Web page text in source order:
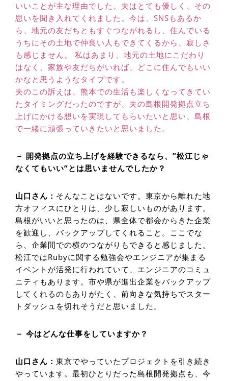
いいことが主な理由でした。夫はとても優しく、その
思いを聞き入れてくれました。今は、SNSもあるか
ら、地元の友だちともすぐつながれるし、住んでいる
うちにその土地で仲良い人もできてくるから、寂しさ
も感じません。 私はあまり、地元の土地にこだわり
はなく、家族や友だちがいれば、どこに住んでもいい
かなと思うようなタイプです。
夫のこの訴えは、熊本での生活も楽しくなってきてい
たタイミングだったのですが、夫の島根開発拠点立ち
上げにかける想いを実現してもらいたいと思い、島根
で一緒に頑張っていきたいと思いました。
－ 開発拠点の立ち上げを経験できるなら、”松江じゃ
なくてもいい”とは思いませんでしたか？
山口さん： そんなことはないです。東京から離れた地
方オフィスにひとりは、少し寂しいものがあります。
島根がいいと思ったのは、県全体で都会からきた企業
を歓迎し、バックアップしてくれること。ここでな
ら、企業間での横のつながりもできると感じました。
松江ではRubyに関する勉強会やエンジニアが集まる
イベントが活発に行われていて、エンジニアのコミュ
ニティもあります。市や県が進出企業をバックアップ
してくれるのもありがたく、前向きな気持ちでスター
トダッシュを切れそうだと思いました。
－ 今はどんな仕事をしていますか？
山口さん： 東京でやっていたプロジェクトを引き続き
やっています。最初ひとりだった島根開発拠点も、今